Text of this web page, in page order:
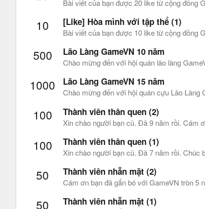
Bài viết của bạn được 20 like từ cộng đồng
10 [Like] Hòa mình với tập thể (1)
Bài viết của bạn được 10 like từ cộng đồng
500 Lão Làng GameVN 10 năm
Chào mừng đến với hội quán lão làng
1000 Lão Làng GameVN 15 năm
Chào mừng đến với hội quán cựu Lão
100 Thành viên thân quen (2)
Xin chào người bạn cũ. Đã 9 năm rồi. Cám
100 Thành viên thân quen (1)
Xin chào người bạn cũ. Đã 7 năm rồi. Chúc
50 Thành viên nhẵn mặt (2)
Cám ơn bạn đã gắn bó với GameVN tròn 5
50 Thành viên nhẵn mặt (1)